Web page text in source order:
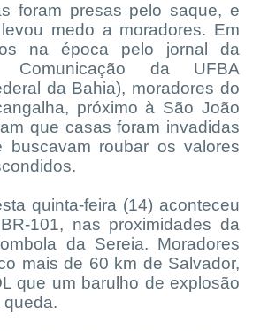
foram presas pelo saque, e
medo a moradores. Em
na época pelo jornal da
Comunicação da UFBA
da Bahia), moradores do
próximo à São João
que casas foram invadidas
buscavam roubar os valores
quinta-feira (14) aconteceu
101, nas proximidades da
da Sereia. Moradores
mais de 60 km de Salvador,
que um barulho de explosão
queda.